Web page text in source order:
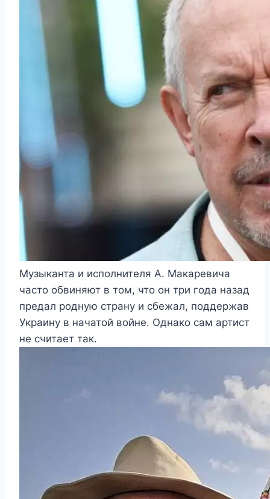
Музыканта и исполнителя А. Макаревича
часто обвиняют в том, что он три года назад
предал родную страну и сбежал, поддержав
Украину в начатой войне. Однако сам артист
не считает так.